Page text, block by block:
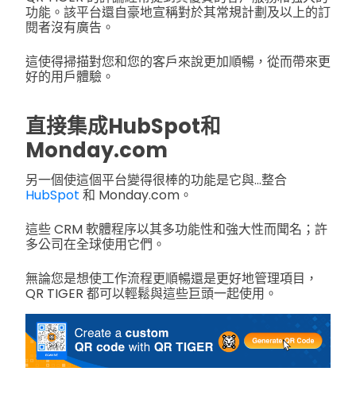
功能。該平台還自豪地宣稱對於其常規計劃及以上的訂
閱者沒有廣告。
這使得掃描對您和您的客戶來說更加順暢，從而帶來更
好的用戶體驗。
直接集成HubSpot和
Monday.com
另一個使這個平台變得很棒的功能是它與...整合
HubSpot 和 Monday.com。
這些 CRM 軟體程序以其多功能性和強大性而聞名；許
多公司在全球使用它們。
無論您是想使工作流程更順暢還是更好地管理項目，
QR TIGER 都可以輕鬆與這些巨頭一起使用。